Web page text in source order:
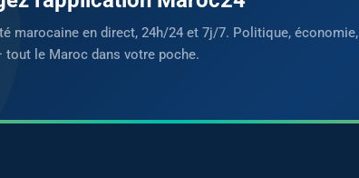
marocaine en direct, 24h/24 et 7j/7. Politique, économie,
le Maroc dans votre poche.